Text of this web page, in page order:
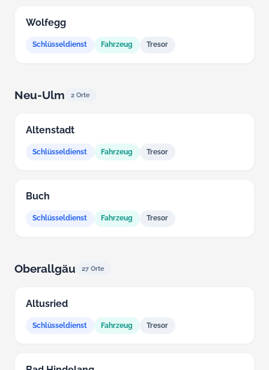
Wolfegg
Schlüsseldienst Fahrzeug Tresor
Neu-Ulm 2 Orte
Altenstadt
Schlüsseldienst Fahrzeug Tresor
Buch
Schlüsseldienst Fahrzeug Tresor
Oberallgäu 27 Orte
Altusried
Schlüsseldienst Fahrzeug Tresor